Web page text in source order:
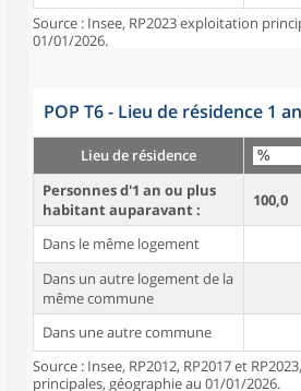
Source : Insee, RP2023 exploitation
01/01/2026.
POP T6 - Lieu de résidence 1
Lieu de résidence
Personnes d'1 an ou plus
habitant auparavant :
100,0
Dans le même logement
Dans un autre logement de la
même commune
Dans une autre commune
Source : Insee, RP2012, RP2017 et
principales, géographie au 01/01/2026.